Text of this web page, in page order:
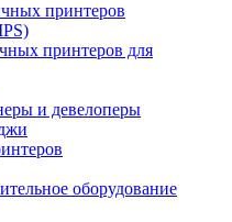
принтеров
принтеров для
и девелоперы
оборудование